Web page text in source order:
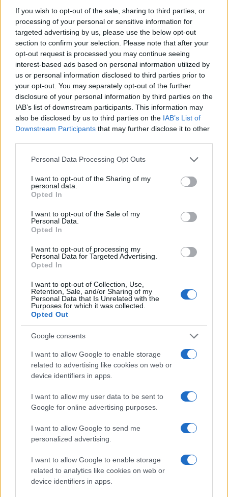
If you wish to opt-out of the sale, sharing to third parties, or
processing of your personal or sensitive information for
targeted advertising by us, please use the below opt-out
section to confirm your selection. Please note that after your
opt-out request is processed you may continue seeing
interest-based ads based on personal information utilized by
us or personal information disclosed to third parties prior to
your opt-out. You may separately opt-out of the further
disclosure of your personal information by third parties on the
IAB’s list of downstream participants. This information may
also be disclosed by us to third parties on the IAB’s List of
Downstream Participants that may further disclose it to other
Please note that this website/app uses one or more Google
not limited to your visit or usage behaviour. You may click to
grant or deny consent to Google and its third-party tags to
use your data for below specified purposes in below Google
consent section.
Personal Data Processing Opt Outs
I want to opt-out of the Sharing of my
personal data.
Opted In
I want to opt-out of the Sale of my
Personal Data.
Opted In
I want to opt-out of processing my
Personal Data for Targeted Advertising.
Opted In
I want to opt-out of Collection, Use,
Retention, Sale, and/or Sharing of my
Personal Data that Is Unrelated with the
Purposes for which it was collected.
Opted Out
Google consents
I want to allow Google to enable storage
related to advertising like cookies on web or
device identifiers in apps.
I want to allow my user data to be sent to
Google for online advertising purposes.
I want to allow Google to send me
personalized advertising.
I want to allow Google to enable storage
related to analytics like cookies on web or
device identifiers in apps.
altre amministrazioni:frameworkdi valutazione del
rischio, standard di trasparenza e protocolli per
l’audit degli algoritmi. La sfida non è tecnologica
soltanto, ma organizzativa: richiede investimenti in
competenze, processi di cambiamento e una
costante interlocuzione tra istituzioni e società
civile. Solo così l’IApotrà diventare uno strumento
al servizio del bene comune, rispettando le regole
del diritto e i vincoli etici.
Roberta Tagliabue
Roberta Tagliabue ha dormito nella sala
seguire una vicenda sanitaria emergente;
firma reportage e coordina dossier di verifica
Nata a Sampierdarena, mantiene contatti
diretti con consiglieri comunali e biblioteche
civiche.